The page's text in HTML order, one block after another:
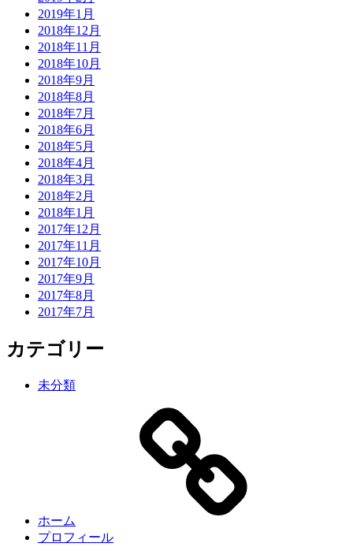
2019年1月
2018年12月
2018年11月
2018年10月
2018年9月
2018年8月
2018年7月
2018年6月
2018年5月
2018年4月
2018年3月
2018年2月
2018年1月
2017年12月
2017年11月
2017年10月
2017年9月
2017年8月
2017年7月
カテゴリー
未分類
ホーム
プロフィール